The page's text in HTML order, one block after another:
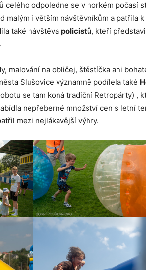
celého odpoledne se v horkém počasí
malým i větším návštěvníkům a patřila
také návštěva policistů, kteří
malování na obličej, štěstíčka ani
Slušovice významně podílela také
se tam koná tradiční Retropárty) ,
nepřeberné množství cen s letní
mezi nejlákavější výhry.